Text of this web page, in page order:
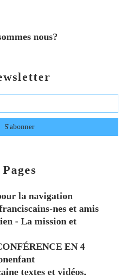
Pages
la navigation
nes et amis
- La mission et
EN 4
textes et vidéos.
nous?